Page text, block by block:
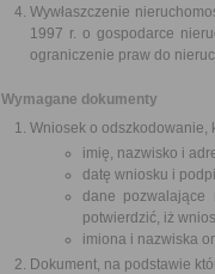
Wywłaszczenie
1997 r. o gospodarce
ograniczenie praw do
Wymagane dokumenty
Wniosek o odszkodowanie,
imię, nazwisko i
datę wniosku i
dane pozwalające
potwierdzić, iż
imiona i nazwiska
Dokument, na podstawie